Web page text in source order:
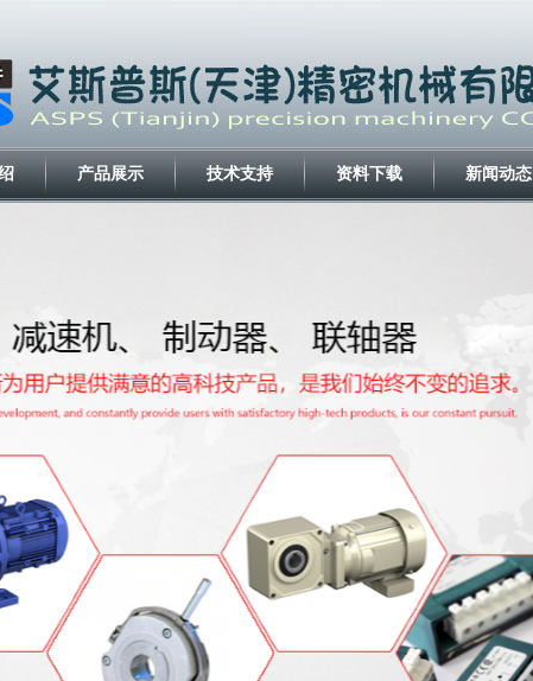
产品展示 技术支持 资料下载 新闻动态